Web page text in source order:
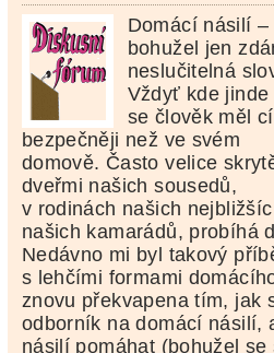
Domácí násilí –
bohužel jen
neslučitelná
Vždyť kde jinde
se člověk měl
bezpečněji než ve svém
domově. Často velice
dveřmi našich sousedů,
v rodinách našich
našich kamarádů, probíhá
Nedávno mi byl takový
s lehčími formami
znovu překvapena tím, jak
odborník na domácí násilí,
násilí pomáhat (bohužel